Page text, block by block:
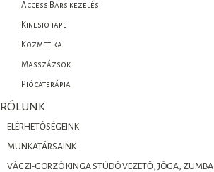
Access Bars kezelés
Kinesio tape
Kozmetika
Masszázsok
Piócaterápia
RÓLUNK
ELÉRHETŐSÉGEINK
MUNKATÁRSAINK
VÁCZI-GORZÓ KINGA STÚDÓ VEZETŐ, JÓGA, ZUMBA